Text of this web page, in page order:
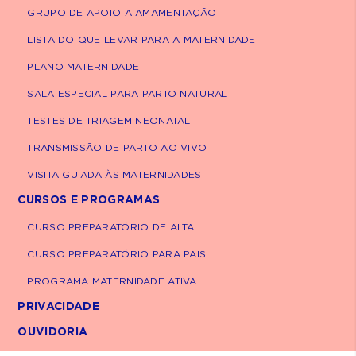
orientação médica. Pomadas anti-
inflamatórias também devem ser evitadas
A excelência da nossa
equipe de especialistas ao
seu alcance.
em hospitais e clínicas da Rede D'Or em 9
estados do Brasil.
+ 7 mil médicos disponíveis
+ 250 convênios atendidos
GRUPO DE APOIO A AMAMENTAÇÃO
LISTA DO QUE LEVAR PARA A MATERNIDADE
PLANO MATERNIDADE
SALA ESPECIAL PARA PARTO NATURAL
TESTES DE TRIAGEM NEONATAL
TRANSMISSÃO DE PARTO AO VIVO
VISITA GUIADA ÀS MATERNIDADES
CURSOS E PROGRAMAS
CURSO PREPARATÓRIO DE ALTA
CURSO PREPARATÓRIO PARA PAIS
PROGRAMA MATERNIDADE ATIVA
PRIVACIDADE
OUVIDORIA